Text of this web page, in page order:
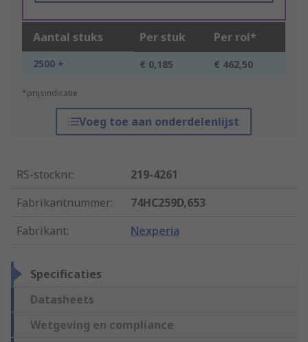
Aantal stuks Per stuk Per rol*
2500 + € 0,185 € 462,50
*prijsindicatie
Voeg toe aan onderdelenlijst
RS-stocknr.:
219-4261
Fabrikantnummer:
74HC259D,653
Fabrikant: Nexperia
Specificaties
Datasheets
Wetgeving en compliance